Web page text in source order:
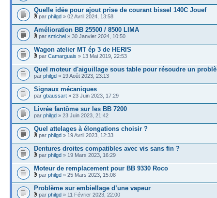
Quelle idée pour ajout prise de courant bissel 140C Jouef
par philgd » 02 Avril 2024, 13:58
Amélioration BB 25500 / 8500 LIMA
par smichel » 30 Janvier 2024, 10:50
Wagon atelier MT ép 3 de HERIS
par Camarguais » 13 Mai 2019, 22:53
Quel moteur d'aiguillage sous table pour résoudre un
par philgd » 19 Août 2023, 23:13
Signaux mécaniques
par gbaussart » 23 Juin 2023, 17:29
Livrée fantôme sur les BB 7200
par philgd » 23 Juin 2023, 21:42
Quel attelages à élongations choisir ?
par philgd » 19 Avril 2023, 12:33
Dentures droites compatibles avec vis sans fin ?
par philgd » 19 Mars 2023, 16:29
Moteur de remplacement pour BB 9330 Roco
par philgd » 25 Mars 2023, 15:08
Problème sur embiellage d’une vapeur
par philgd » 11 Février 2023, 22:00